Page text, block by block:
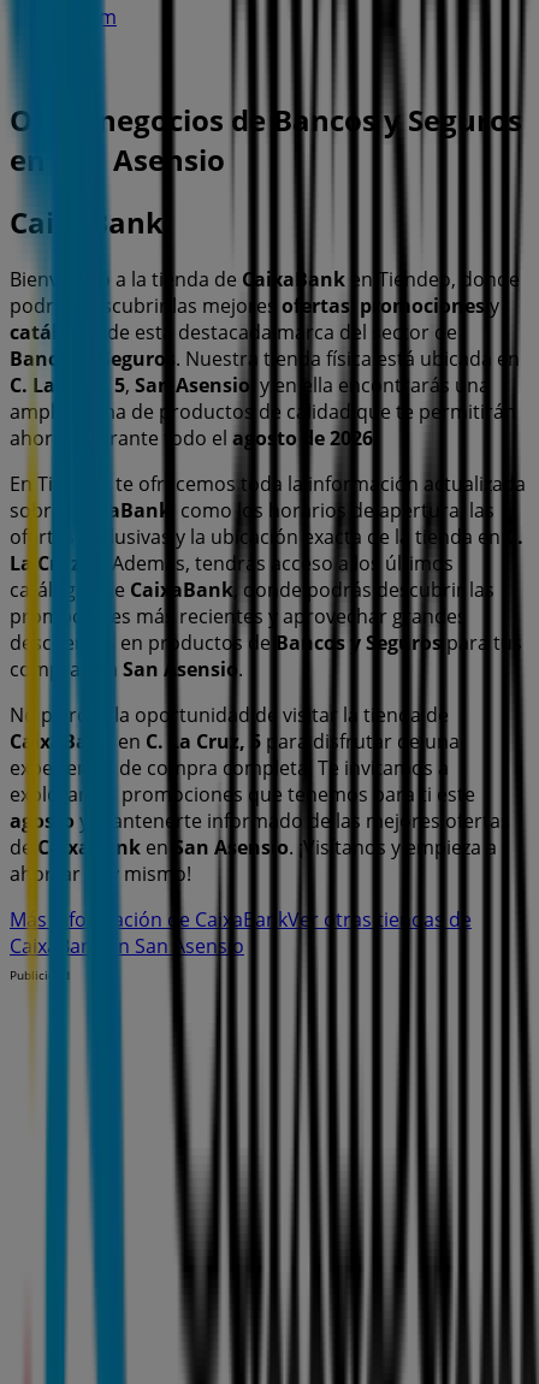
9.1 km
Otros negocios de Bancos y Seguros
en San Asensio
CaixaBank
Bienvenido a la tienda de CaixaBank en Tiendeo, donde
podrás descubrir las mejores ofertas promociones y
catálogos
de esta destacada marca del sector de
Bancos y Seguros . Nuestra tienda física está ubicada en
C. La Cruz, 5, San Asensio , y en ella encontrarás una
amplia gama de productos de calidad que te permitirán
ahorrar durante todo el agosto de 2026
En Tiendeo te ofrecemos toda la información actualizada
sobre
CaixaBank
, como los horarios de apertura, las
ofertas exclusivas y la ubicación exacta de la tienda en
C.
La Cruz, 5
. Además, tendrás acceso a los últimos
catálogos de CaixaBank , donde podrás descubrir las
promociones más recientes y aprovechar grandes
descuentos en productos de Bancos y Seguros para tus
compras en San Asensio .
No pierdas la oportunidad de visitar la tienda de
CaixaBank
en C. La Cruz, 5 para disfrutar de una
experiencia de compra completa. Te invitamos a
explorar las promociones que tenemos para ti este
agosto y mantenerte informado de las mejores ofertas
de CaixaBank en San Asensio. ¡Visítanos y empieza a
ahorrar hoy mismo!
Más información de CaixaBankVer otras tiendas de
CaixaBank en San Asensio
Publicidad